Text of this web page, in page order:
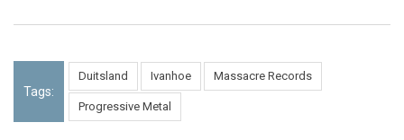
Tags:
Duitsland Ivanhoe Massacre Records
Progressive Metal